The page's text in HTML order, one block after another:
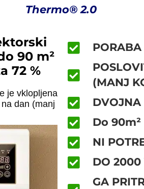
Thermo® 2.0
90 m²
72 %
je vklopljena
dan (manj
PORABA
(MANJ
DVOJNA
Do 90m²
NI
DO 2000
GA